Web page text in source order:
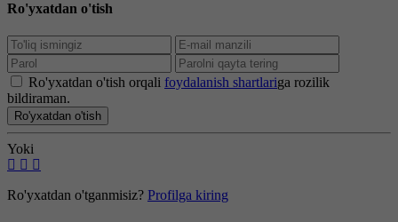
Ro'yxatdan o'tish
Ro'yxatdan o'tish orqali foydalanish shartlariga rozilik
bildiraman.
Ro'yxatdan o'tish
Yoki
Ro'yxatdan o'tganmisiz? Profilga kiring